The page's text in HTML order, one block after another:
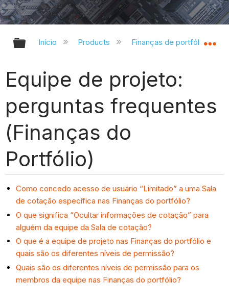
Expandir/recolher hierarquia
Início Products Finanças de portfólio e
Equipe de projeto:
perguntas frequentes
(Finanças do
Portfólio)
Como concedo acesso de usuário “Limitado” a uma Sala
de cotação específica nas Finanças do portfólio?
O que significa “Ocultar informações de cotação” para
alguém da equipe da Sala de cotação?
O que é a equipe de projeto nas Finanças do portfólio e
quais são os diferentes níveis de permissão?
Quais são os diferentes níveis de permissão para os
membros da equipe nas Finanças do portfólio?